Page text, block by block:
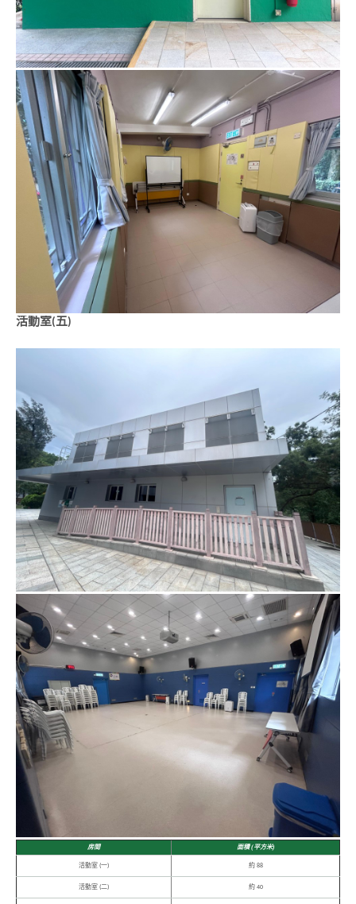
活動室(五)
房間 面積 (平方米)
活動室 (一) 約 88
活動室 (二) 約 40